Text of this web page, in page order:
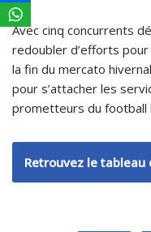
Avec cinq concurrents
redoubler d’efforts
la fin du mercato
pour s’attacher les
prometteurs du football
Retrouvez le